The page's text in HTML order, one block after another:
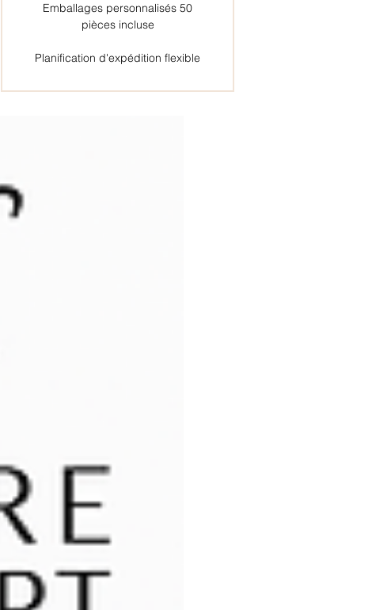
Emballages personnalisés 50
pièces incluse
Planification d'expédition flexible